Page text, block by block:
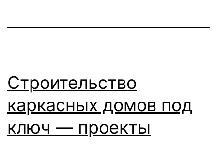
Строительство
каркасных домов под
ключ — проекты